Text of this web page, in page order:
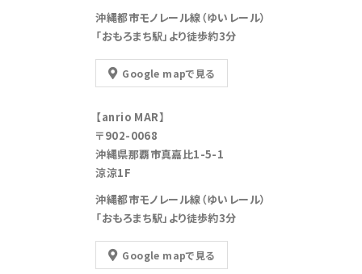
沖縄都市モノレール線（ゆいレール）
「おもろまち駅」より徒歩約3分
Google mapで見る
【anrio MAR】
〒902-0068
沖縄県那覇市真嘉比1-5-1
涼涼1F
沖縄都市モノレール線（ゆいレール）
「おもろまち駅」より徒歩約3分
Google mapで見る